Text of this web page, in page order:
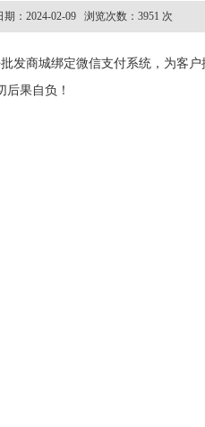
：2024-02-09 浏览次数：3951 次
发商城绑定微信支付系统，为客
果自负！